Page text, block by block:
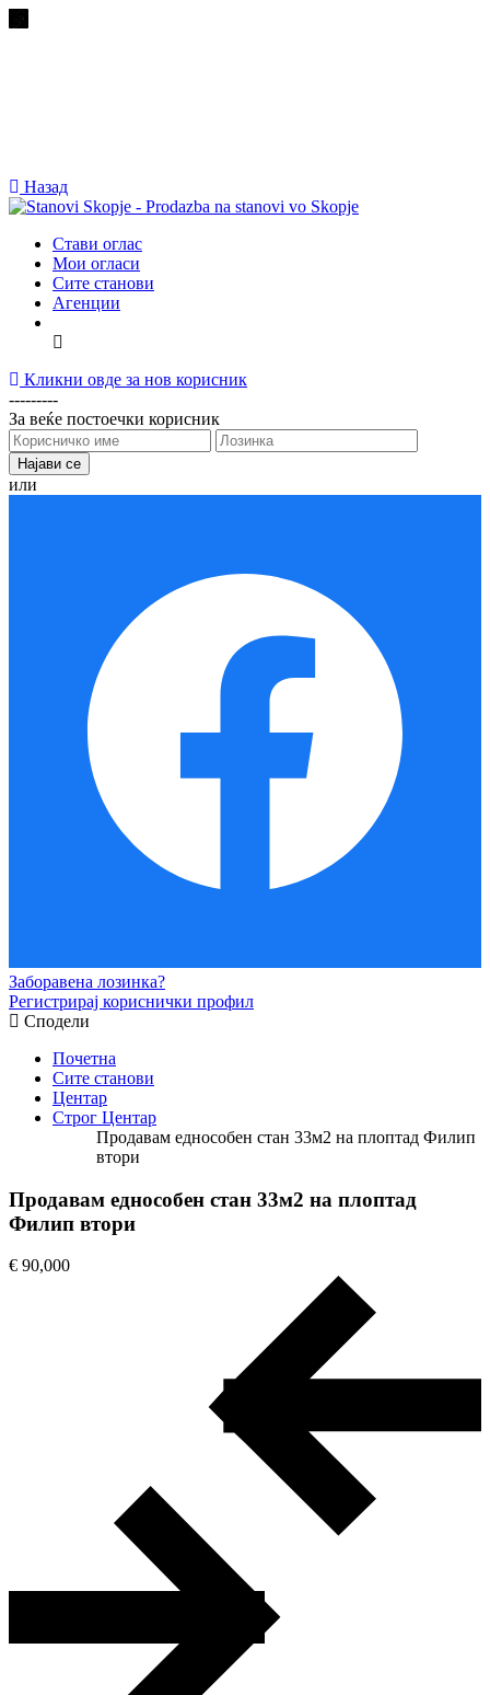
Назад
Стави оглас
Мои огласи
Сите станови
Агенции
Кликни овде за нов корисник
---------
За веќе постоечки корисник
или
Заборавена лозинка?
Регистрирај кориснички профил
Сподели
Почетна
Сите станови
Центар
Строг Центар
Продавам еднособен стан 33м2 на плоптад Филип
втори
Продавам еднособен стан 33м2 на плоптад
Филип втори
€ 90,000